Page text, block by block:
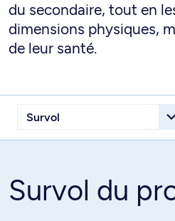
du secondaire, tout en
dimensions physiques,
de leur santé.
Survol du